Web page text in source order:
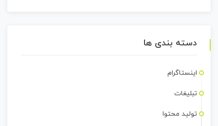
دسته بندی ها
اینستاگرام
تبلیغات
تولید محتوا